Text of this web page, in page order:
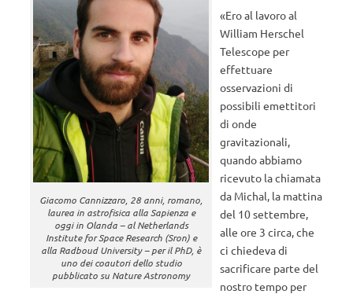
Giacomo Cannizzaro, 28 anni, romano,
laurea in astrofisica alla Sapienza e
oggi in Olanda – al Netherlands
Institute for Space Research (Sron) e
alla Radboud University – per il PhD, è
uno dei coautori dello studio
pubblicato su Nature Astronomy
«Ero al lavoro al
William Herschel
Telescope per
effettuare
osservazioni di
possibili emettitori
di onde
gravitazionali,
quando abbiamo
ricevuto la chiamata
da Michal, la mattina
del 10 settembre,
alle ore 3 circa, che
ci chiedeva di
sacrificare parte del
nostro tempo per